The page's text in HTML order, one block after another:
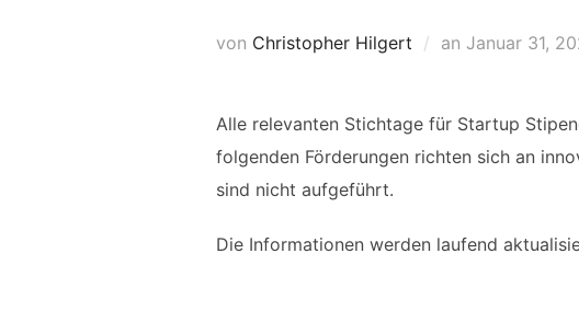
von Christopher Hilgert an Veröffentlicht
Januar 31,
Alle relevanten Stichtage für Startup
folgenden Förderungen richten sich an
sind nicht aufgeführt.
Die Informationen werden laufend